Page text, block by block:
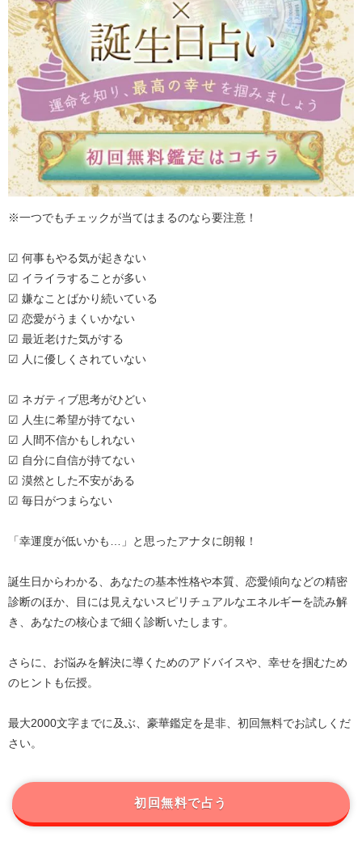
※一つでもチェックが当てはまるのなら要注意！
☑ 何事もやる気が起きない
☑ イライラすることが多い
☑ 嫌なことばかり続いている
☑ 恋愛がうまくいかない
☑ 最近老けた気がする
☑ 人に優しくされていない
☑ ネガティブ思考がひどい
☑ 人生に希望が持てない
☑ 人間不信かもしれない
☑ 自分に自信が持てない
☑ 漠然とした不安がある
☑ 毎日がつまらない
「幸運度が低いかも…」と思ったアナタに朗報！
誕生日からわかる、あなたの基本性格や本質、恋愛傾向などの精密
診断のほか、目には見えないスピリチュアルなエネルギーを読み解
き、あなたの核心まで細く診断いたします。
さらに、お悩みを解決に導くためのアドバイスや、幸せを掴むため
のヒントも伝授。
最大2000文字までに及ぶ、豪華鑑定を是非、初回無料でお試しくだ
さい。
初回無料で占う